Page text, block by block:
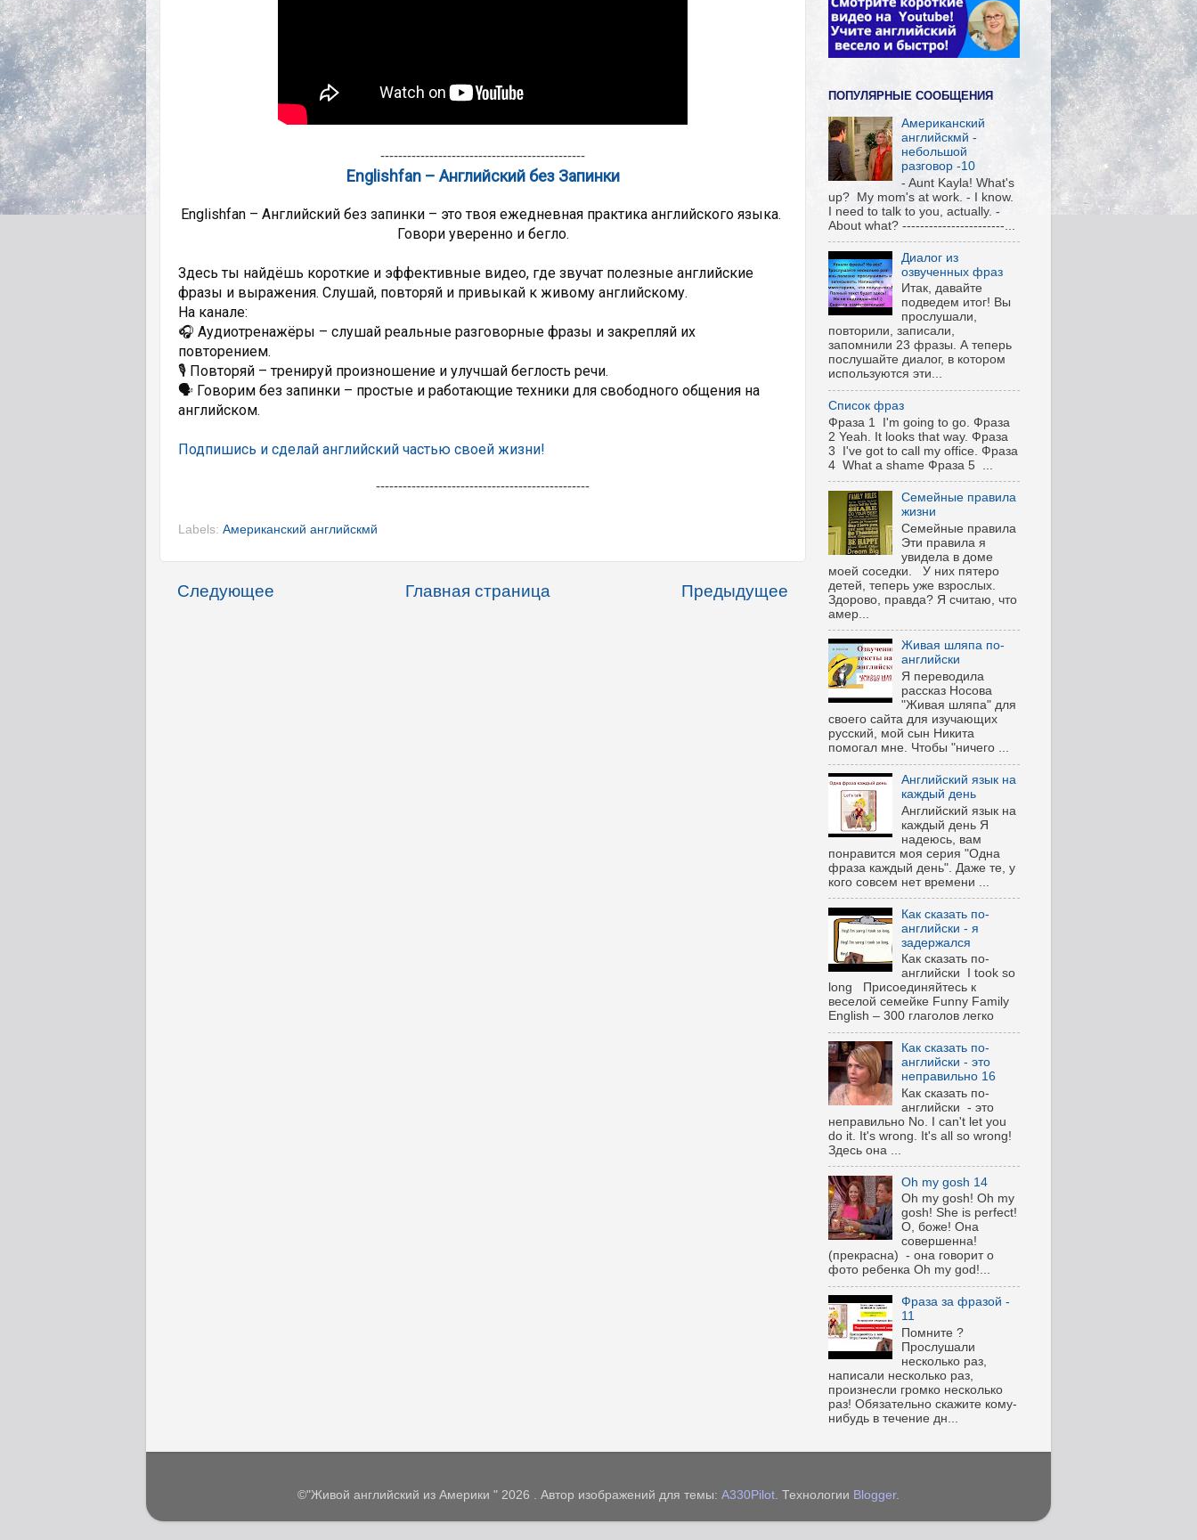
----------------------------------------------
Englishfan – Английский без Запинки
Englishfan – Английский без запинки – это твоя ежедневная практика английского языка.
Говори уверенно и бегло.
Здесь ты найдёшь короткие и эффективные видео, где звучат полезные английские
фразы и выражения. Слушай, повторяй и привыкай к живому английскому.
На канале:
🎧 Аудиотренажёры – слушай реальные разговорные фразы и закрепляй их
повторением.
🎙 Повторяй – тренируй произношение и улучшай беглость речи.
🗣 Говорим без запинки – простые и работающие техники для свободного общения на
английском.
Подпишись и сделай английский частью своей жизни!
------------------------------------------------
Labels: Американский английскмй
Следующее Предыдущее
Главная страница
ПОПУЛЯРНЫЕ СООБЩЕНИЯ
Американский
английскмй -
небольшой
разговор -10
- Aunt Kayla! What's
up? My mom's at work. - I know.
I need to talk to you, actually. -
About what? -----------------------...
Диалог из
озвученных фраз
Итак, давайте
подведем итог! Вы
прослушали,
повторили, записали,
запомнили 23 фразы. А теперь
послушайте диалог, в котором
используются эти...
Список фраз
Фраза 1 I'm going to go. Фраза
2 Yeah. It looks that way. Фраза
3 I've got to call my office. Фраза
4 What a shame Фраза 5 ...
Семейные правила
жизни
Семейные правила
Эти правила я
увидела в доме
моей соседки. У них пятеро
детей, теперь уже взрослых.
Здорово, правда? Я считаю, что
амер...
Живая шляпа по-
английски
Я переводила
рассказ Носова
"Живая шляпа" для
своего сайта для изучающих
русский, мой сын Никита
помогал мне. Чтобы "ничего ...
Английский язык на
каждый день
Английский язык на
каждый день Я
надеюсь, вам
понравится моя серия "Одна
фраза каждый день". Даже те, у
кого совсем нет времени ...
Как сказать по-
английски - я
задержался
Как сказать по-
английски I took so
long Присоединяйтесь к
веселой семейке Funny Family
English – 300 глаголов легко
Как сказать по-
английски - это
неправильно 16
Как сказать по-
английски - это
неправильно No. I can't let you
do it. It's wrong. It's all so wrong!
Здесь она ...
Oh my gosh 14
Oh my gosh! Oh my
gosh! She is perfect!
О, боже! Она
совершенна!
(прекрасна) - она говорит о
фото ребенка Oh my god!...
Фраза за фразой -
11
Помните ?
Прослушали
несколько раз,
написали несколько раз,
произнесли громко несколько
раз! Обязательно скажите кому-
нибудь в течение дн...
©"Живой английский из Америки " 2026 . Автор изображений для темы: A330Pilot. Технологии Blogger.